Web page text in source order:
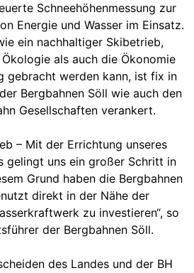
Schneehöhenmessung zur
Energie und Wasser im Einsatz.
ein nachhaltiger Skibetrieb,
als auch die Ökonomie
gebracht werden kann, ist fix in
Bergbahnen Söll wie auch den
Gesellschaften verankert.
– Mit der Errichtung unseres
gelingt uns ein großer Schritt in
Grund haben die Bergbahnen
direkt in der Nähe der
zu investieren“, so
der Bergbahnen Söll.
des Landes und der BH